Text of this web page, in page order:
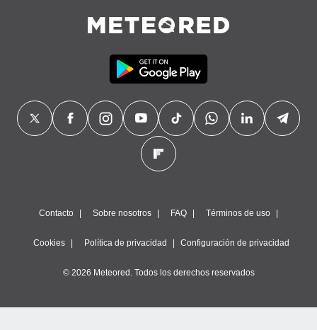
Contacto Sobre nosotros FAQ Términos de uso
Cookies Política de privacidad Configuración de privacidad
© 2026 Meteored. Todos los derechos reservados